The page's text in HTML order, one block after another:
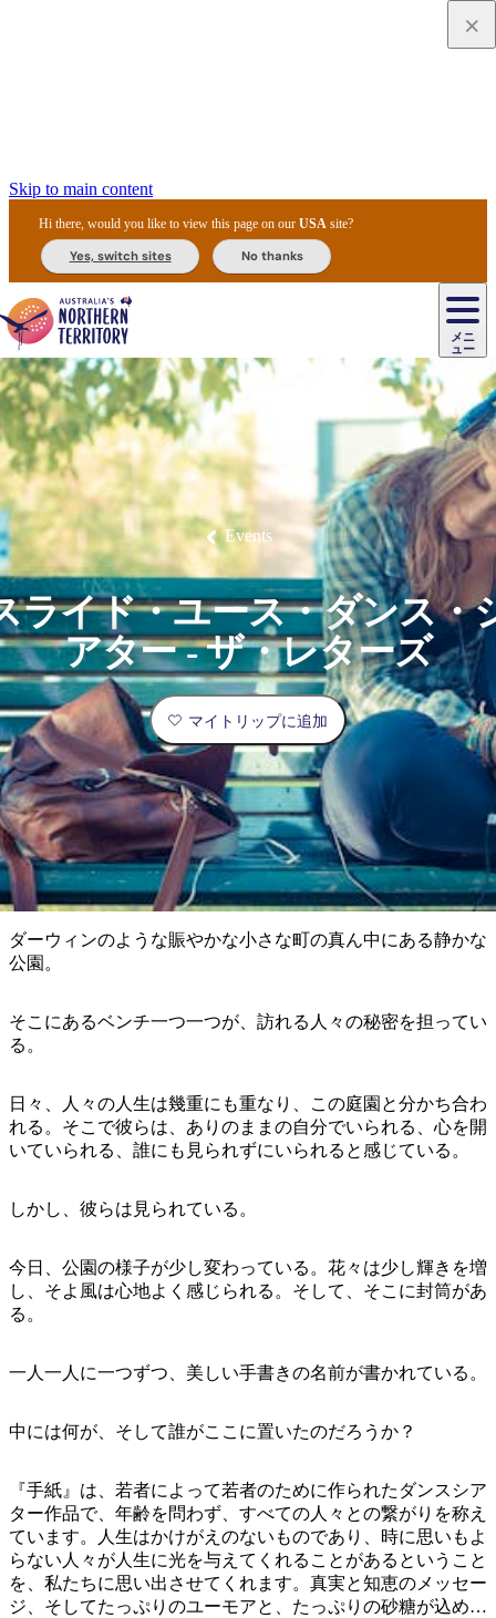
Skip to main content
Hi there, would you like to view this page on ourUSA site?
Yes, switch sites No thanks
メニ
ュー
メ
イ
ン
ナ
ビ
ゲ
ー
シ
ョ
ン
エ
リ
ア
最
も
人
気
が
高
い
場
所
ア
ウ
ト
バ
ク
ウ
ト
ド
地
域
と
散
ア
ー
ズ
ロ
ダ
ー
ウ
ィ
リ
ス
プ
リ
グ
ズ
カ
カ
ド
ゥ
国
立
公
園
チ
ィ
ー
ド
国
立
ワ
タ
カ
国
立
園
テ
ィ
諸
島
ニ
ミ
ル
ク
立
公
園
ル
ル
デ
ズ・
マ
ー
ル
ズ
保
護
区
ジ
ジ
ャ/
ウ
ェ
ス
マ
ク
ド
ネ
ル
国
立
公
園
ク
ィ
ビ
テ
体
験
旅
行
タ
イ
プ
で
い
こ
と
住
民
文
化
ド
＆
ド
リ
ン
ィ
ル
と
イ
ン
ト
ア・
ア
ク
テ
ィ
ビ
テ
ィ
自
と
野
生
歴
史
と
統
釣
り
ラ
グ
ュ
ア
リ
な
体
験
キ
ャ
ン
グ
&
ラ
ン
ピ
ン
グ
旅
の
コ
ツ
旅
を
計
画
す
る
計
画
と
予
約
実
用
的
な
情
画
ツ
ー
ル
宿
泊
ド
同
行
ツ
ア
通
関
＆
レ
タ
ル
プ
ラ
ン
＆
オ
フ
ァ
ー
Events
ライド・ユース・ダンス・
アター - ザ・レターズ
マイトリップに追加
ダーウィンのような賑やかな小さな町の真ん中にある静かな
公園。
そこにあるベンチ一つ一つが、訪れる人々の秘密を担ってい
る。
日々、人々の人生は幾重にも重なり、この庭園と分かち合わ
れる。そこで彼らは、ありのままの自分でいられる、心を開
いていられる、誰にも見られずにいられると感じている。
しかし、彼らは見られている。
今日、公園の様子が少し変わっている。花々は少し輝きを増
し、そよ風は心地よく感じられる。そして、そこに封筒があ
る。
一人一人に一つずつ、美しい手書きの名前が書かれている。
中には何が、そして誰がここに置いたのだろうか？
『手紙』は、若者によって若者のために作られたダンスシア
ター作品で、年齢を問わず、すべての人々との繋がりを称え
ています。人生はかけがえのないものであり、時に思いもよ
らない人々が人生に光を与えてくれることがあるということ
を、私たちに思い出させてくれます。真実と知恵のメッセー
ジ、そしてたっぷりのユーモアと、たっぷりの砂糖が込めら